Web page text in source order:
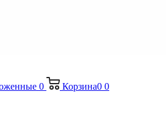
0 Корзина0 0